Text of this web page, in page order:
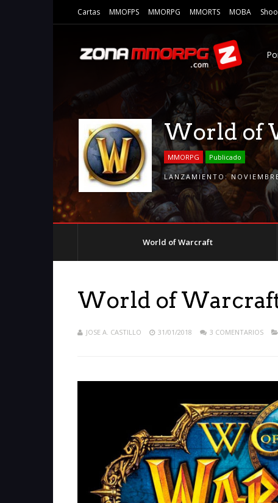
Cartas MMOFPS MMORPG MMORTS MOBA
World of
MMORPG Publicado
LANZAMIENTO:
World of Warcraft
World of
JOSE A. CASTILLO 31/01/2018 3 COMENTARIOS